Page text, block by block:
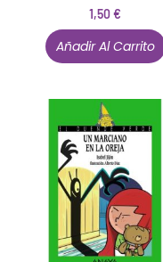
1,50€
Añadir Al Carrito